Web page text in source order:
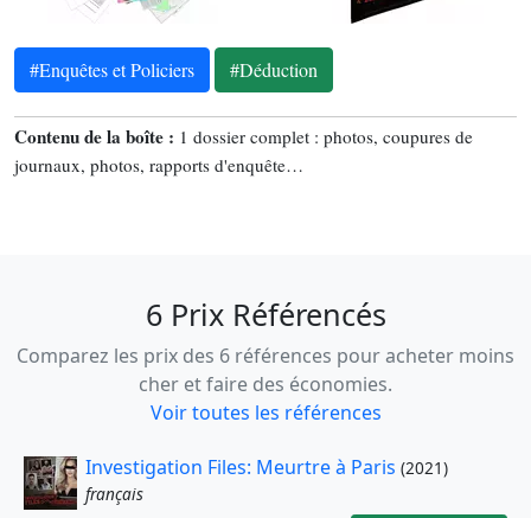
#Enquêtes et Policiers #Déduction
Contenu de la boîte : 1 dossier complet : photos, coupures de
journaux, photos, rapports d'enquête…
6 Prix Référencés
Comparez les prix des 6 références pour acheter moins
cher et faire des économies.
Voir toutes les références
Investigation Files: Meurtre à Paris (2021)
français